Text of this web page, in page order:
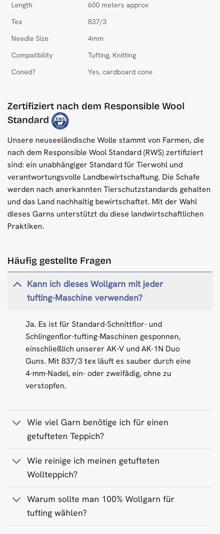
Length
600 meters approx
Tex
837/3
Needle Size
4mm
Compatibility
Tufting, Knitting
Coned?
Yes, cardboard cone
Zertifiziert nach dem Responsible Wool
Standard
Unsere neuseeländische Wolle stammt von Farmen, die
nach dem Responsible Wool Standard (RWS) zertifiziert
sind: ein unabhängiger Standard für Tierwohl und
verantwortungsvolle Landbewirtschaftung. Die Schafe
werden nach anerkannten Tierschutzstandards gehalten
und das Land nachhaltig bewirtschaftet. Mit der Wahl
dieses Garns unterstützt du diese landwirtschaftlichen
Praktiken.
Häufig gestellte Fragen
Kann ich dieses Wollgarn mit jeder
tufting-Maschine verwenden?
Ja. Es ist für Standard-Schnittflor- und
Schlingenflor-tufting-Maschinen gesponnen,
einschließlich unserer AK-V und AK-1N Duo
Guns. Mit 837/3 tex läuft es sauber durch eine
4-mm-Nadel, ein- oder zweifädig, ohne zu
verstopfen.
Wie viel Garn benötige ich für einen
getufteten Teppich?
Wie reinige ich meinen getufteten
Wollteppich?
Warum sollte man 100% Wollgarn für
tufting wählen?